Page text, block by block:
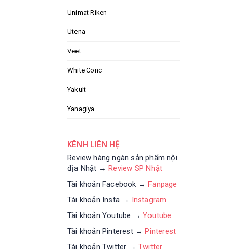
Unimat Riken
Utena
Veet
White Conc
Yakult
Yanagiya
KÊNH LIÊN HỆ
Review hàng ngàn sản phẩm nội
địa Nhật →Review SP Nhật
Tài khoản Facebook →Fanpage
Tài khoản Insta → Instagram
Tài khoản Youtube → Youtube
Tài khoản Pinterest →Pinterest
Tài khoản Twitter → Twitter